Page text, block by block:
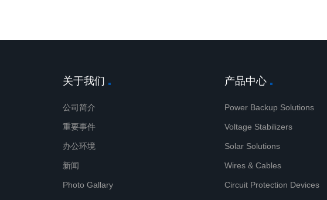
关于我们
公司简介
重要事件
办公环境
新闻
Photo Gallary
产品中心
Power Backup Solutions
Voltage Stabilizers
Solar Solutions
Wires & Cables
Circuit Protection Devices